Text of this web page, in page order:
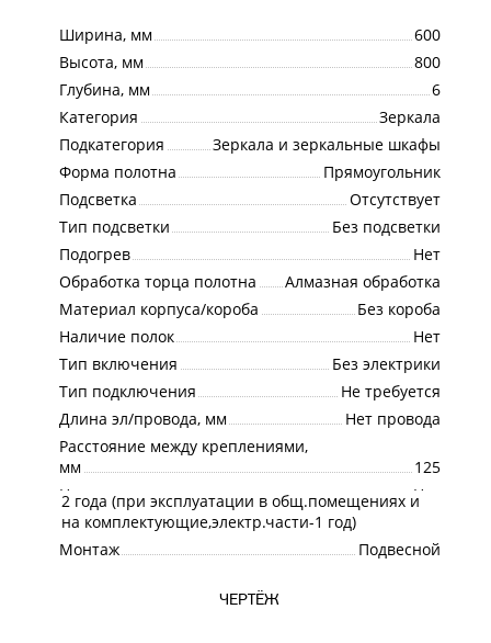
Ширина, мм
600
Высота, мм
800
Глубина, мм
6
Категория
Зеркала
Подкатегория
Зеркала и зеркальные шкафы
Форма полотна
Прямоугольник
Подсветка
Отсутствует
Тип подсветки
Без подсветки
Подогрев
Нет
Обработка торца полотна
Алмазная обработка
Материал корпуса/короба
Без короба
Наличие полок
Нет
Тип включения
Без электрики
Тип подключения
Не требуется
Длина эл/провода, мм
Нет провода
Расстояние между креплениями,
мм
125
Наличие розетки
Нет
Гарантия
2 года (при эксплуатации в общ.помещениях и
на комплектующие,электр.части-1 год)
Монтаж
Подвесной
ЧЕРТЁЖ